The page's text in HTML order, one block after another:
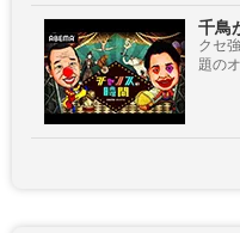
千鳥
クセ
題の